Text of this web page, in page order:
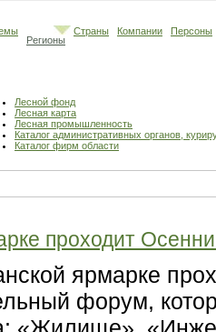
Регионы
Страны Компании Персоны
Лесной фонд
Лесная карта
Лесная промышленность
Каталог административных органов,
Каталог фирм области
проходит
ярмарке
форум,